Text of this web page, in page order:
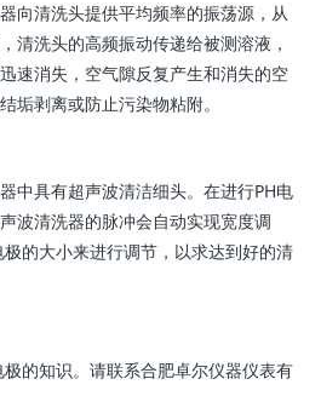
向清洗头提供平均频率的振荡源，从
清洗头的高频振动传递给被测溶液，
速消失，空气隙反复产生和消失的空
垢剥离或防止污染物粘附。
具有超声波清洁细头。在进行PH电
波清洗器的脉冲会自动实现宽度调
的大小来进行调节，以求达到好的清
极的知识。请联系合肥卓尔仪器仪表有